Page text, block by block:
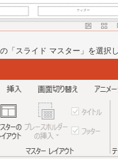
「スライド マスター」を選択